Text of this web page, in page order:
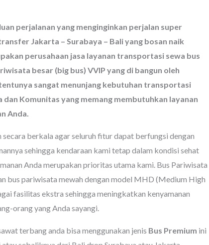
perjalanan yang menginginkan perjalan super
Jakarta – Surabaya – Bali yang bosan naik
perusahaan jasa layanan transportasi sewa bus
besar (big bus) VVIP yang di bangun oleh
sangat menunjang kebutuhan transportasi
Komunitas yang memang membutuhkan layanan
Anda.
berkala agar seluruh fitur dapat berfungsi dengan
sehingga kendaraan kami tetap dalam kondisi sehat
Anda merupakan prioritas utama kami. Bus Pariwisata
bus pariwisata mewah dengan model MHD (Medium High
fasilitas ekstra sehingga meningkatkan kenyamanan
orang yang Anda sayangi.
terbang anda bisa menggunakan jenis Bus Premium ini